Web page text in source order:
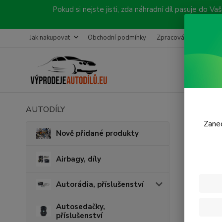
Pokud si nejste jisti, zda náhradní díl pasuje do
Jak nakupovat Obchodní podmínky Zpracování objednávky
AUTODÍLY
Nově přidané produkty
Airbagy, díly
Autorádia, příslušenství
Autosedačky,
příslušenství